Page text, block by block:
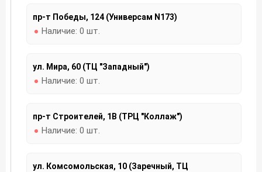
пр-т Победы, 124 (Универсам N173)
Наличие: 0 шт.
ул. Мира, 60 (ТЦ "Западный")
Наличие: 0 шт.
пр-т Строителей, 1В (ТРЦ "Коллаж")
Наличие: 0 шт.
ул. Комсомольская, 10 (Заречный, ТЦ